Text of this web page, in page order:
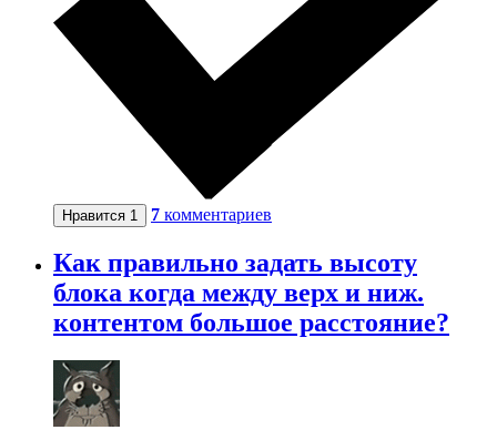
Нравится 1 7 комментариев
Как правильно задать высоту
блока когда между верх и ниж.
контентом большое расстояние?